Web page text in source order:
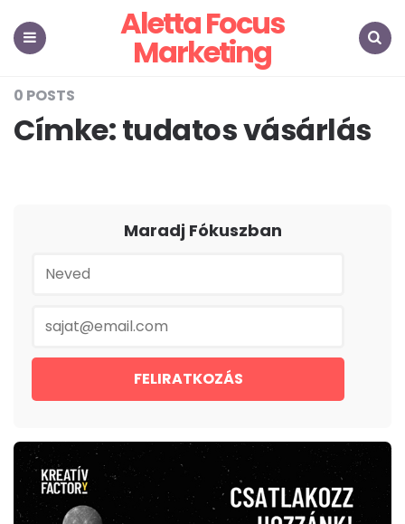
Aletta Focus
Marketing
0 POSTS
Címke:tudatos vásárlás
Maradj Fókuszban